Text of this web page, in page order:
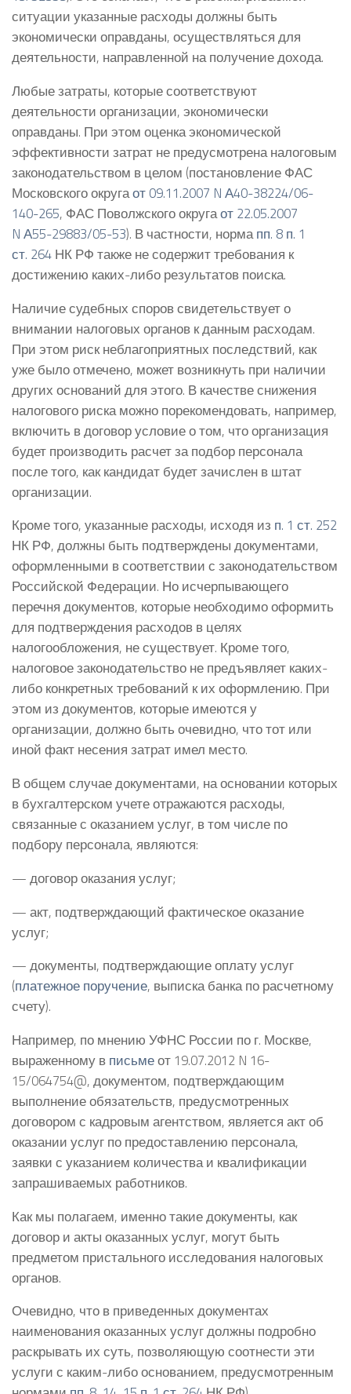
ситуации указанные расходы должны быть
экономически оправданы, осуществляться для
деятельности, направленной на получение дохода.
Любые затраты, которые соответствуют
деятельности организации, экономически
оправданы. При этом оценка экономической
эффективности затрат не предусмотрена налоговым
законодательством в целом (постановление ФАС
Московского округаот 09.11.2007 N А40-38224/06-
140-265, ФАС Поволжского округаот 22.05.2007
N А55-29883/05-53). В частности, нормапп. 8 п. 1
ст. 264 НК РФ также не содержит требования к
достижению каких-либо результатов поиска.
Наличие судебных споров свидетельствует о
внимании налоговых органов к данным расходам.
При этом риск неблагоприятных последствий, как
уже было отмечено, может возникнуть при наличии
других оснований для этого. В качестве снижения
налогового риска можно порекомендовать, например,
включить в договор условие о том, что организация
будет производить расчет за подбор персонала
после того, как кандидат будет зачислен в штат
организации.
Кроме того, указанные расходы, исходя из п. 1 ст. 252
НК РФ, должны быть подтверждены документами,
оформленными в соответствии с законодательством
Российской Федерации. Но исчерпывающего
перечня документов, которые необходимо оформить
для подтверждения расходов в целях
налогообложения, не существует. Кроме того,
налоговое законодательство не предъявляет каких-
либо конкретных требований к их оформлению. При
этом из документов, которые имеются у
организации, должно быть очевидно, что тот или
иной факт несения затрат имел место.
В общем случае документами, на основании которых
в бухгалтерском учете отражаются расходы,
связанные с оказанием услуг, в том числе по
подбору персонала, являются:
— договор оказания услуг;
— акт, подтверждающий фактическое оказание
услуг;
— документы, подтверждающие оплату услуг
(платежное поручение, выписка банка по расчетному
счету).
Например, по мнению УФНС России по г. Москве,
выраженному в письмеот 19.07.2012 N 16-
15/064754@, документом, подтверждающим
выполнение обязательств, предусмотренных
договором с кадровым агентством, является акт об
оказании услуг по предоставлению персонала,
заявки с указанием количества и квалификации
запрашиваемых работников.
Как мы полагаем, именно такие документы, как
договор и акты оказанных услуг, могут быть
предметом пристального исследования налоговых
органов.
Очевидно, что в приведенных документах
наименования оказанных услуг должны подробно
раскрывать их суть, позволяющую соотнести эти
услуги с каким-либо основанием, предусмотренным